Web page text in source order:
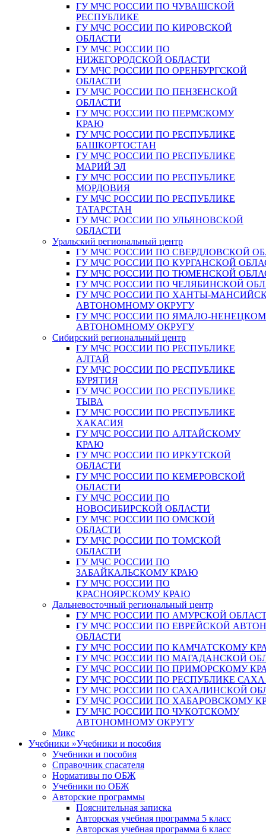
ГУ МЧС РОССИИ ПО ЧУВАШСКОЙ
РЕСПУБЛИКЕ
ГУ МЧС РОССИИ ПО КИРОВСКОЙ
ОБЛАСТИ
ГУ МЧС РОССИИ ПО
НИЖЕГОРОДСКОЙ ОБЛАСТИ
ГУ МЧС РОССИИ ПО ОРЕНБУРГСКОЙ
ОБЛАСТИ
ГУ МЧС РОССИИ ПО ПЕНЗЕНСКОЙ
ОБЛАСТИ
ГУ МЧС РОССИИ ПО ПЕРМСКОМУ
КРАЮ
ГУ МЧС РОССИИ ПО РЕСПУБЛИКЕ
БАШКОРТОСТАН
ГУ МЧС РОССИИ ПО РЕСПУБЛИКЕ
МАРИЙ ЭЛ
ГУ МЧС РОССИИ ПО РЕСПУБЛИКЕ
МОРДОВИЯ
ГУ МЧС РОССИИ ПО РЕСПУБЛИКЕ
ТАТАРСТАН
ГУ МЧС РОССИИ ПО УЛЬЯНОВСКОЙ
ОБЛАСТИ
Уральский региональный центр
ГУ МЧС РОССИИ ПО СВЕРДЛОВСКОЙ
ГУ МЧС РОССИИ ПО КУРГАНСКОЙ
ГУ МЧС РОССИИ ПО ТЮМЕНСКОЙ
ГУ МЧС РОССИИ ПО ЧЕЛЯБИНСКОЙ
ГУ МЧС РОССИИ ПО ХАНТЫ-
АВТОНОМНОМУ ОКРУГУ
ГУ МЧС РОССИИ ПО ЯМАЛО-
АВТОНОМНОМУ ОКРУГУ
Сибирский региональный центр
ГУ МЧС РОССИИ ПО РЕСПУБЛИКЕ
АЛТАЙ
ГУ МЧС РОССИИ ПО РЕСПУБЛИКЕ
БУРЯТИЯ
ГУ МЧС РОССИИ ПО РЕСПУБЛИКЕ
ТЫВА
ГУ МЧС РОССИИ ПО РЕСПУБЛИКЕ
ХАКАСИЯ
ГУ МЧС РОССИИ ПО АЛТАЙСКОМУ
КРАЮ
ГУ МЧС РОССИИ ПО ИРКУТСКОЙ
ОБЛАСТИ
ГУ МЧС РОССИИ ПО КЕМЕРОВСКОЙ
ОБЛАСТИ
ГУ МЧС РОССИИ ПО
НОВОСИБИРСКОЙ ОБЛАСТИ
ГУ МЧС РОССИИ ПО ОМСКОЙ
ОБЛАСТИ
ГУ МЧС РОССИИ ПО ТОМСКОЙ
ОБЛАСТИ
ГУ МЧС РОССИИ ПО
ЗАБАЙКАЛЬСКОМУ КРАЮ
ГУ МЧС РОССИИ ПО
КРАСНОЯРСКОМУ КРАЮ
Дальневосточный региональный центр
ГУ МЧС РОССИИ ПО АМУРСКОЙ
ГУ МЧС РОССИИ ПО ЕВРЕЙСКОЙ
ОБЛАСТИ
ГУ МЧС РОССИИ ПО КАМЧАТСКОМУ
ГУ МЧС РОССИИ ПО МАГАДАНСКОЙ
ГУ МЧС РОССИИ ПО ПРИМОРСКОМУ
ГУ МЧС РОССИИ ПО РЕСПУБЛИКЕ
ГУ МЧС РОССИИ ПО САХАЛИНСКОЙ
ГУ МЧС РОССИИ ПО ХАБАРОВСКОМУ
ГУ МЧС РОССИИ ПО ЧУКОТСКОМУ
АВТОНОМНОМУ ОКРУГУ
Микс
Учебники »Учебники и пособия
Учебники и пособия
Справочник спасателя
Нормативы по ОБЖ
Учебники по ОБЖ
Авторские программы
Пояснительная записка
Авторская учебная программа 5 класс
Авторская учебная программа 6 класс